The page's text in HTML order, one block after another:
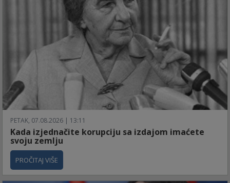
PETAK, 07.08.2026 | 13:11
Kada izjednačite korupciju sa izdajom imaćete
svoju zemlju
PROČITAJ VIŠE